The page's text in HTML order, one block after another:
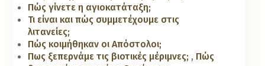
Πώς γίνετε η αγιοκατάταξη;
Τι είναι και πώς συμμετέχουμε στις
λιτανείες;
Πώς κοιμήθηκαν οι Απόστολοι;
Πως ξεπερνάμε τις βιοτικές μέριμνες; , Πώς